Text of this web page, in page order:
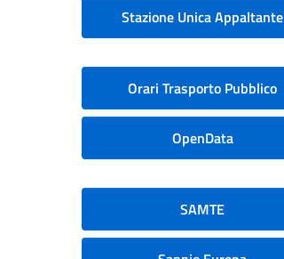
Stazione Unica Appaltante
Orari Trasporto Pubblico
OpenData
SAMTE